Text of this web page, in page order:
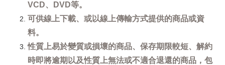
VCD、DVD等。
可供線上下載、或以線上傳輸方式提供的商品或資
料。
性質上易於變質或損壞的商品、保存期限較短、解約
時即將逾期以及性質上無法或不適合退還的商品，包